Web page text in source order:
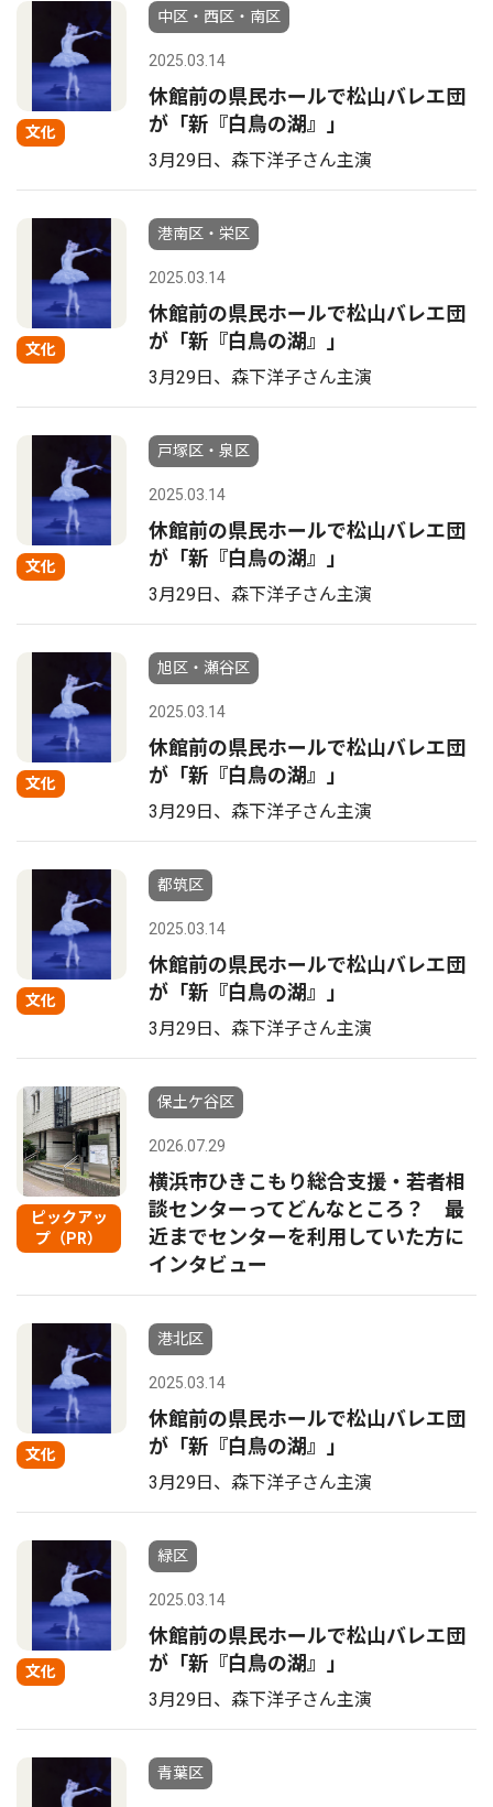
文化
中区・西区・南区
2025.03.14
休館前の県民ホールで松山バレエ団
が「新『白鳥の湖』」
3月29日、森下洋子さん主演
文化
港南区・栄区
2025.03.14
休館前の県民ホールで松山バレエ団
が「新『白鳥の湖』」
3月29日、森下洋子さん主演
文化
戸塚区・泉区
2025.03.14
休館前の県民ホールで松山バレエ団
が「新『白鳥の湖』」
3月29日、森下洋子さん主演
文化
旭区・瀬谷区
2025.03.14
休館前の県民ホールで松山バレエ団
が「新『白鳥の湖』」
3月29日、森下洋子さん主演
文化
都筑区
2025.03.14
休館前の県民ホールで松山バレエ団
が「新『白鳥の湖』」
3月29日、森下洋子さん主演
ピックアッ
プ（PR）
保土ケ谷区
2026.07.29
横浜市ひきこもり総合支援・若者相
談センターってどんなところ？ 最
近までセンターを利用していた方に
インタビュー
文化
港北区
2025.03.14
休館前の県民ホールで松山バレエ団
が「新『白鳥の湖』」
3月29日、森下洋子さん主演
文化
緑区
2025.03.14
休館前の県民ホールで松山バレエ団
が「新『白鳥の湖』」
3月29日、森下洋子さん主演
青葉区